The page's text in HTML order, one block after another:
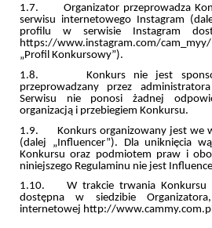
1.7. Organizator przeprowadza
serwisu internetowego Instagram
profilu w serwisie Instagram
https://www.instagram.com/
„Profil Konkursowy”).
1.8. Konkurs nie jest
przeprowadzany przez
Serwisu nie ponosi żadnej
organizacją i przebiegiem Konkursu.
1.9. Konkurs organizowany jest we
(dalej „Influencer”). Dla uniknięcia
Konkursu oraz podmiotem praw i
niniejszego Regulaminu nie jest
1.10. W trakcie trwania Konkursu
dostępna w siedzibie
internetowej http://